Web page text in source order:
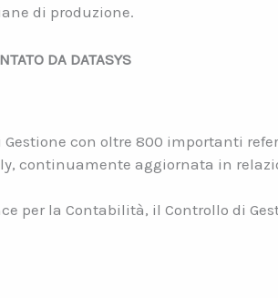
di produzione.
DA DATASYS
con oltre 800 importanti
continuamente aggiornata in
per la Contabilità, il Controllo di